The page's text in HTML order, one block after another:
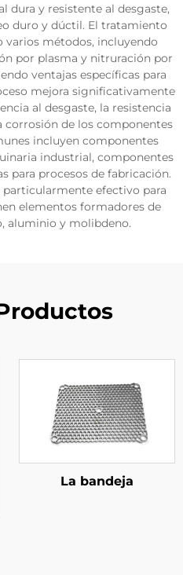
dura y resistente al desgaste,
duro y dúctil. El tratamiento
varios métodos, incluyendo
por plasma y nitruración por
ventajas específicas para
mejora significativamente
al desgaste, la resistencia
corrosión de los componentes
incluyen componentes
industrial, componentes
para procesos de fabricación.
efectivo para
elementos formadores de
aluminio y molibdeno.
La bandeja